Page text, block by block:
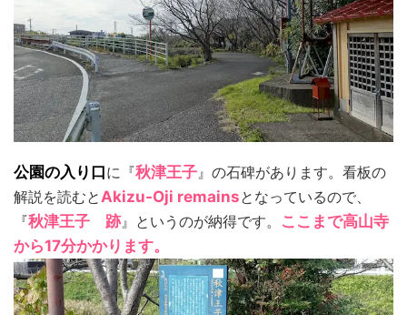
公園の入り口に『秋津王子 』の石碑があります。看板の
解説を読むと Akizu-Oji remainsとなっているので、
『秋津王子 跡 』というのが納得です。 ここまで高山寺
から17分かかります。